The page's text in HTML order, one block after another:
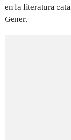
en la literatura
Gener.